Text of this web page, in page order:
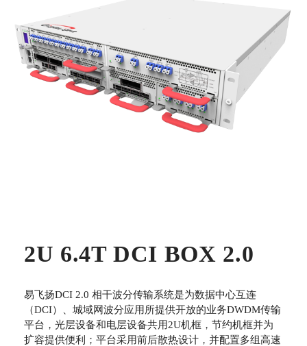
2U 6.4T DCI BOX 2.0
易飞扬DCI 2.0 相干波分传输系统是为数据中心互连
（DCI）、城域网波分应用所提供开放的业务DWDM传输
平台，光层设备和电层设备共用2U机框，节约机框并为
扩容提供便利；平台采用前后散热设计，并配置多组高速